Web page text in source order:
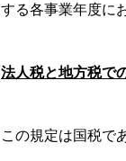
する各事業年度に
法人税と地方税で
この規定は国税で